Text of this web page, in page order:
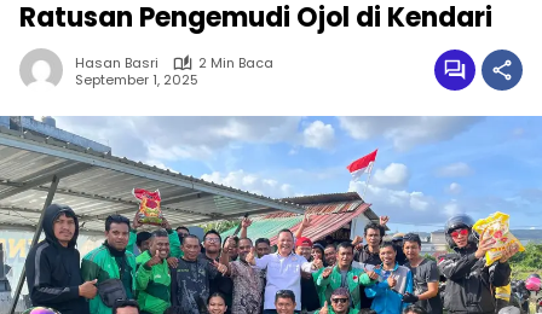
Ratusan Pengemudi Ojol di Kendari
Hasan Basri
2 Min Baca
September 1, 2025